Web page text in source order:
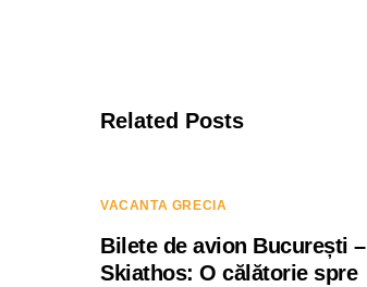
Related Posts
VACANTA GRECIA
Bilete de avion București –
Skiathos: O călătorie spre